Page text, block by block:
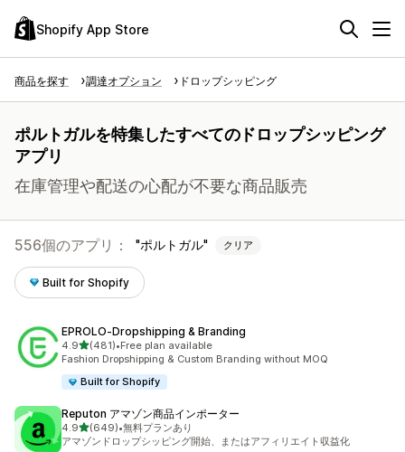
Shopify App Store
商品を探す 調達オプション ドロップシッピング
ポルトガルを特集したすべてのドロップシッピング
アプリ
在庫管理や配送の心配が不要な商品販売
556個のアプリ： ポルトガル クリア
Built for Shopify
EPROLO‑Dropshipping & Branding
4.95つ星中
(481)
合計レビュー数：481件
•Free plan available
Fashion Dropshipping & Custom Branding without MOQ
Built for Shopify
Reputon アマゾン商品インポーター
4.95つ星中
(649)
合計レビュー数：649件
•無料プランあり
アマゾンドロップシッピング開始、またはアフィリエイト収益化